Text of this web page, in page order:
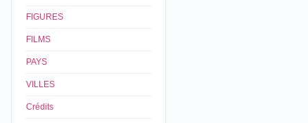
FIGURES
FILMS
PAYS
VILLES
Crédits